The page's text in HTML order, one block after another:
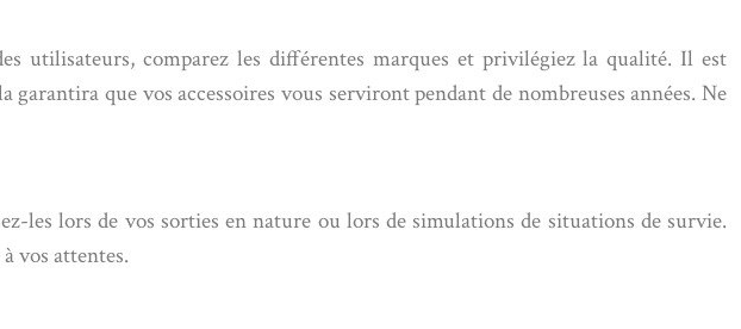
utilisateurs, comparez les différentes marques et privilégiez la qualité. Il est
que vos accessoires vous serviront pendant de nombreuses années. Ne
les lors de vos sorties en nature ou lors de simulations de situations de survie.
vos attentes.